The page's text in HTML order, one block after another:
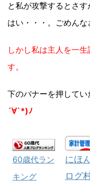
と私が攻撃するとさす
はい・・・。ごめん
しかし私は主人を一
す。
下のバナーを押してい
´∀`*)ﾉ
60歳代ラン
キング
にほ
ログ